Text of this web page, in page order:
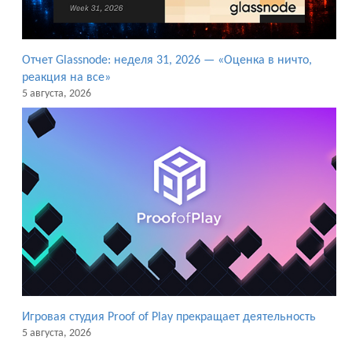
Отчет Glassnode: неделя 31, 2026 — «Оценка в ничто,
реакция на все»
5 августа, 2026
Игровая студия Proof of Play прекращает деятельность
5 августа, 2026